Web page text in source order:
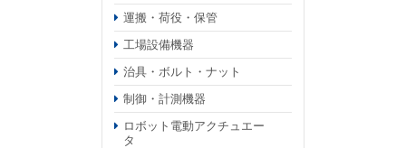
運搬・荷役・保管
工場設備機器
治具・ボルト・ナット
制御・計測機器
ロボット電動アクチュエー
タ